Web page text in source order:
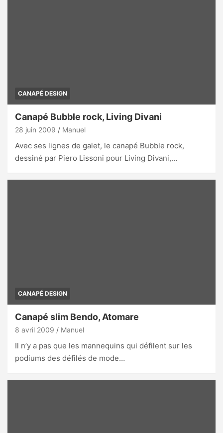
CANAPÉ DESIGN
Canapé Bubble rock, Living Divani
28 juin 2009 Manuel
Avec ses lignes de galet, le canapé Bubble rock,
dessiné par Piero Lissoni pour Living Divani,…
CANAPÉ DESIGN
Canapé slim Bendo, Atomare
8 avril 2009 Manuel
Il n’y a pas que les mannequins qui défilent sur les
podiums des défilés de mode…